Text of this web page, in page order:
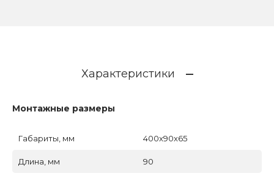
Характеристики
Монтажные размеры
Габариты, мм 400x90x65
Длина, мм 90